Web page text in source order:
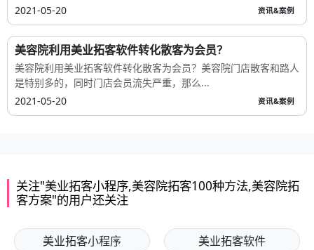
2021-05-20
资讯&案例
美容院利用美业拓客软件转化散客为会员？
美容院利用美业拓客软件转化散客为会员？美容院门店散客和路人
是特别多的，同时门店会员流失严重，那么...
2021-05-20
资讯&案例
关注"美业拓客小程序,美容院拓客100种方法,美容院拓
客方案"的用户还关注
美业拓客小程序 美业拓客软件